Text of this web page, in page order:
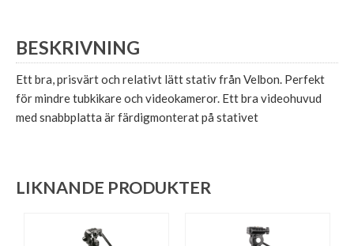
BESKRIVNING
Ett bra, prisvärt och relativt lätt stativ från Velbon. Perfekt
för mindre tubkikare och videokameror. Ett bra videohuvud
med snabbplatta är färdigmonterat på stativet
LIKNANDE PRODUKTER